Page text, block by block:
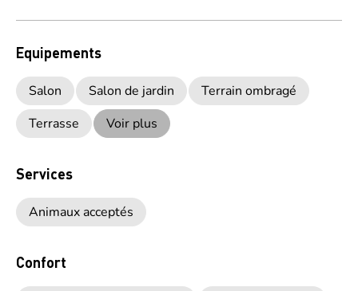
Equipements
Salon Salon de jardin
Terrain ombragé
Terrasse
Voir plus
Services
Animaux acceptés
Confort